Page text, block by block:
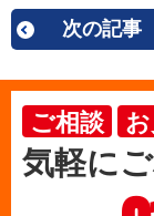
次の記事
ご相談
気軽に